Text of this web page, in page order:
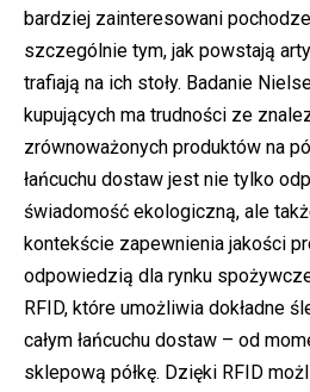
bardziej zainteresowani
szczególnie tym, jak powstają
trafiają na ich stoły. Badanie
kupujących ma trudności ze
zrównoważonych produktów na
łańcuchu dostaw jest nie tylko
świadomość ekologiczną, ale
kontekście zapewnienia jakości
odpowiedzią dla rynku
RFID, które umożliwia dokładne
całym łańcuchu dostaw – od
sklepową półkę. Dzięki RFID